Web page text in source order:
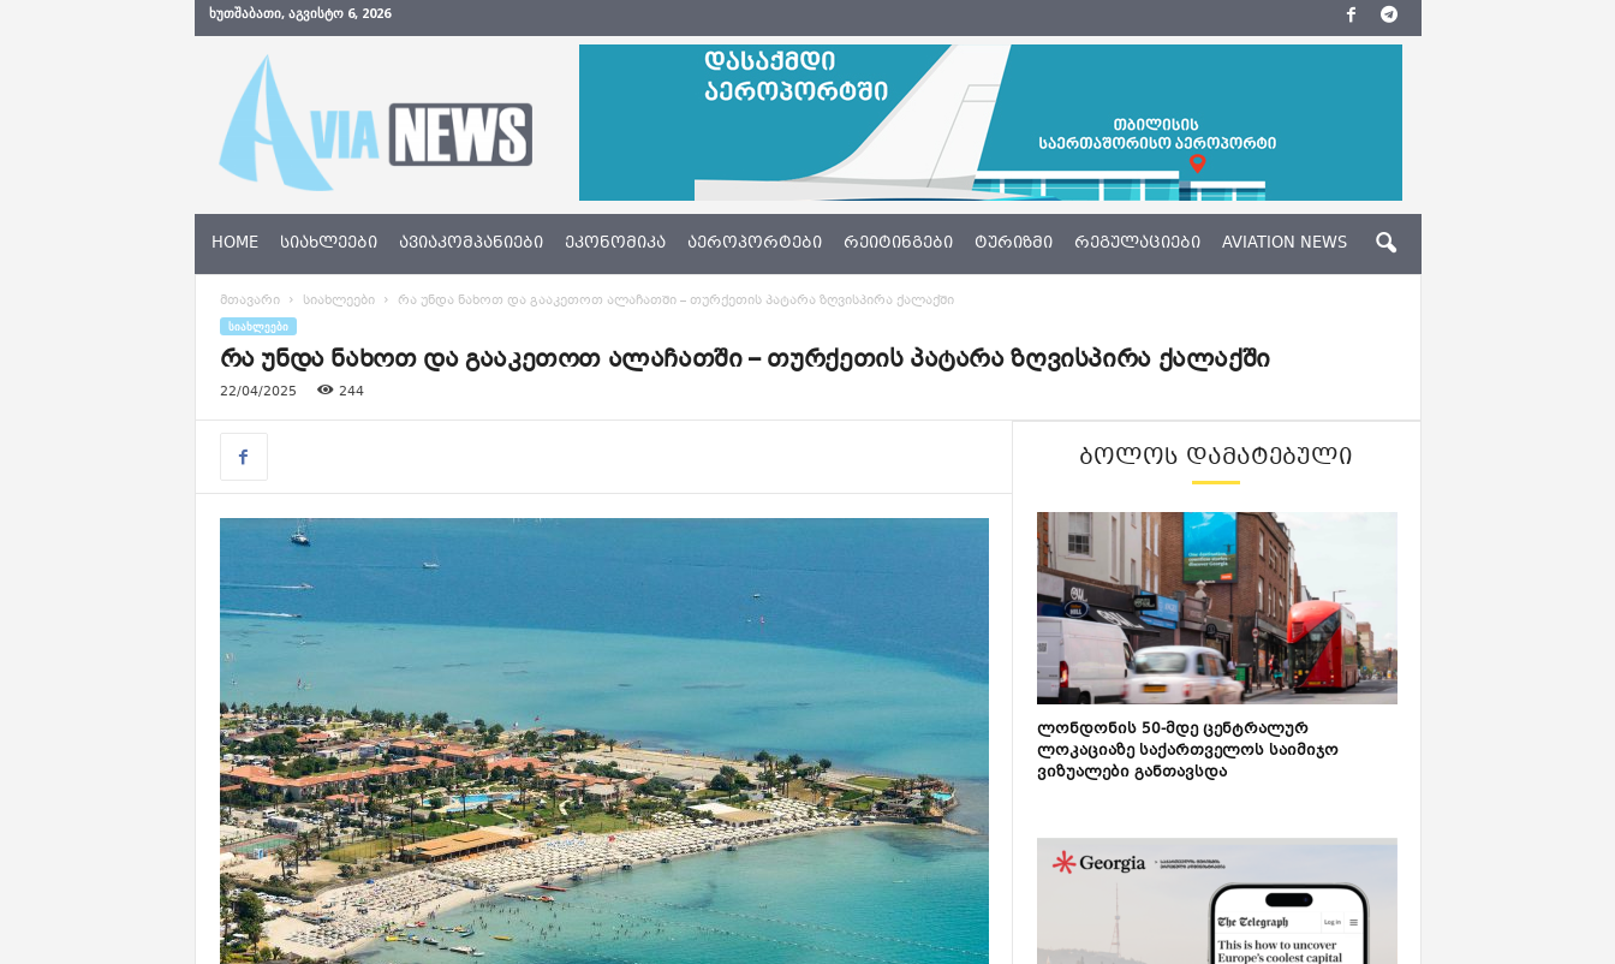
ᲮᲣᲗᲨᲐᲑᲐᲗᲘ, ᲐᲒᲕᲘᲡᲢᲝ 6, 2026
N
w
s
e
HOME ᲡᲘᲐᲮᲚᲔᲔᲑᲘ ᲐᲕᲘᲐᲙᲝᲛᲞᲐᲜᲘᲔᲑᲘ ᲔᲙᲝᲜᲝᲛᲘᲙᲐ ᲐᲔᲠᲝᲞᲝᲠᲢᲔᲑᲘ ᲠᲔᲘᲢᲘᲜᲒᲔᲑᲘ ᲢᲣᲠᲘᲖᲛᲘ ᲠᲔᲒᲣᲚᲐᲪᲘᲔᲑᲘ AVIATION NEWS
მთავარი სიახლეები რა უნდა ნახოთ და გააკეთოთ ალაჩათში – თურქეთის პატარა ზღვისპირა ქალაქში
ᲡᲘᲐᲮᲚᲔᲔᲑᲘ
რა უნდა ნახოთ და გააკეთოთ ალაჩათში – თურქეთის პატარა ზღვისპირა ქალაქში
22/04/2025 244
ᲑᲝᲚᲝᲡ ᲓᲐᲛᲐᲢᲔᲑᲣᲚᲘ
ლონდონის 50-მდე ცენტრალურ
ლოკაციაზე საქართველოს საიმიჯო
ვიზუალები განთავსდა